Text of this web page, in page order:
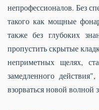
непрофессионалов. Без
такого как мощные
также без глубоких
пропустить скрытые
неприметных щелях,
замедленного
взорваться новой волной